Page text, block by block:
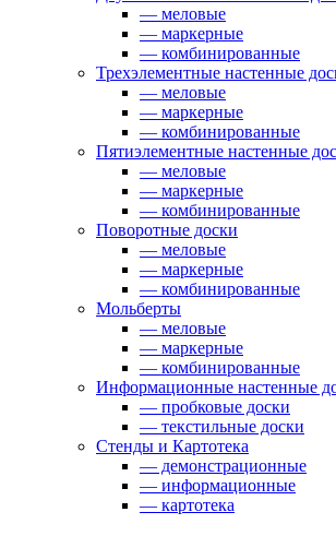
— меловые
— маркерные
— комбинированные
Трехэлементные настенные
— меловые
— маркерные
— комбинированные
Пятиэлементные настенные
— меловые
— маркерные
— комбинированные
Поворотные доски
— меловые
— маркерные
— комбинированные
Мольберты
— меловые
— маркерные
— комбинированные
Информационные настенные
— пробковые доски
— текстильные доски
Стенды и Картотека
— демонстрационные
— информационные
— картотека